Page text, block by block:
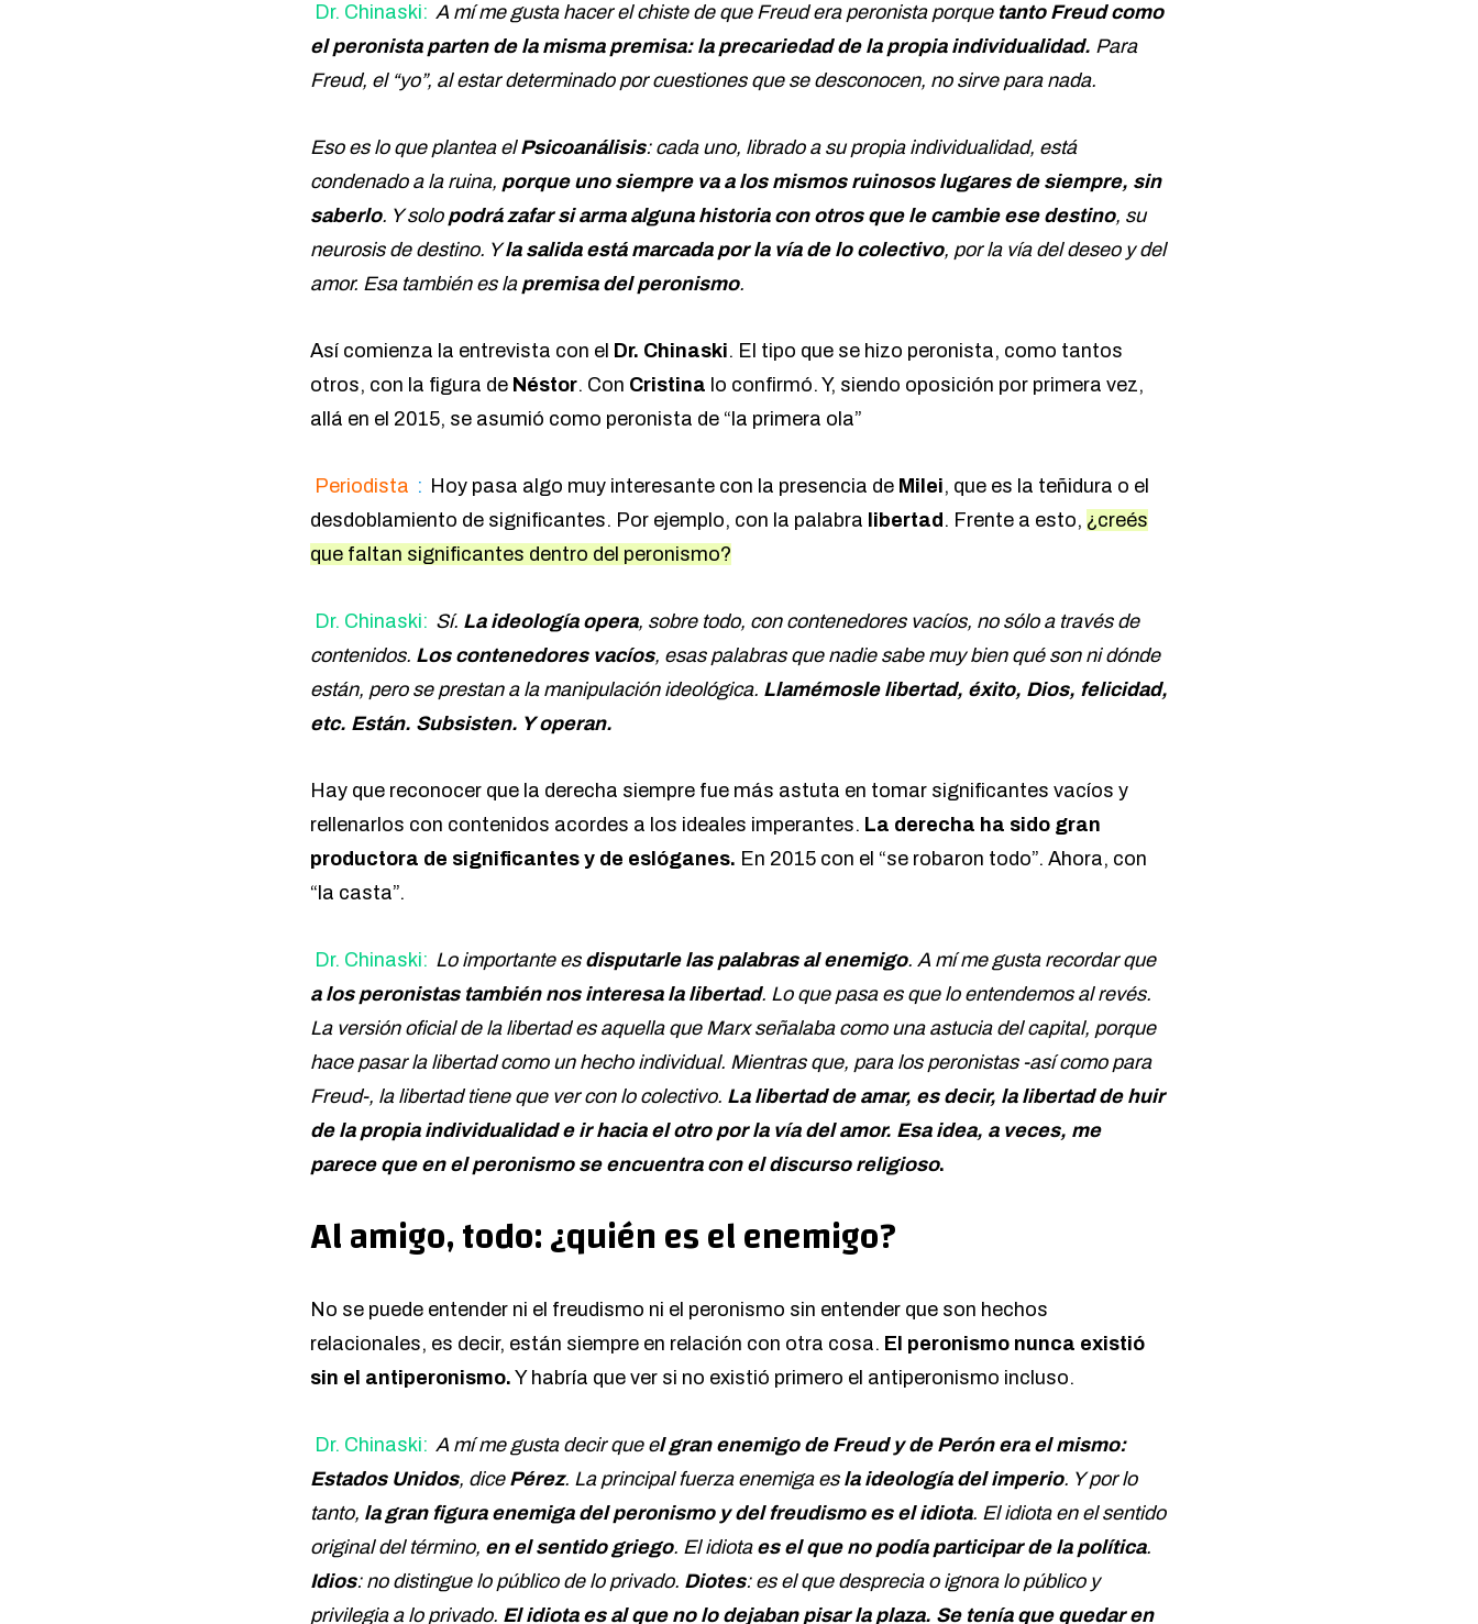
Dr. Chinaski: A mí me gusta hacer el chiste de que Freud era peronista porque tanto Freud como
el peronista parten de la misma premisa: la precariedad de la propia individualidad. Para
Freud, el “yo”, al estar determinado por cuestiones que se desconocen, no sirve para nada.
Eso es lo que plantea elPsicoanálisis: cada uno, librado a su propia individualidad, está
condenado a la ruina, porque uno siempre va a los mismos ruinosos lugares de siempre, sin
saberlo. Y solo podrá zafar si arma alguna historia con otros que le cambie ese destino, su
neurosis de destino. Yla salida está marcada por la vía de lo colectivo, por la vía del deseo y del
amor. Esa también es la premisa del peronismo.
Así comienza la entrevista con el Dr. Chinaski. El tipo que se hizo peronista, como tantos
otros, con la figura de Néstor. Con Cristina lo confirmó. Y, siendo oposición por primera vez,
allá en el 2015, se asumió como peronista de “la primera ola”
Periodista : Hoy pasa algo muy interesante con la presencia de Milei, que es la teñidura o el
desdoblamiento de significantes. Por ejemplo, con la palabra libertad . Frente a esto, ¿creés
que faltan significantes dentro del peronismo?
Dr. Chinaski: Sí. La ideología opera, sobre todo, con contenedores vacíos, no sólo a través de
contenidos. Los contenedores vacíos, esas palabras que nadie sabe muy bien qué son ni dónde
están, pero se prestan a la manipulación ideológica. Llamémosle libertad, éxito, Dios, felicidad,
etc. Están. Subsisten. Y operan.
Hay que reconocer que la derecha siempre fue más astuta en tomar significantes vacíos y
rellenarlos con contenidos acordes a los ideales imperantes. La derecha ha sido gran
productora de significantes y de eslóganes. En 2015 con el “se robaron todo”. Ahora, con
“la casta”.
Dr. Chinaski: Lo importante es disputarle las palabras al enemigo. A mí me gusta recordar que
a los peronistas también nos interesa la libertad. Lo que pasa es que lo entendemos al revés.
La versión oficial de la libertad es aquella que Marx señalaba como una astucia del capital, porque
hace pasar la libertad como un hecho individual. Mientras que, para los peronistas -así como para
Freud-, la libertad tiene que ver con lo colectivo. La libertad de amar, es decir, la libertad de huir
de la propia individualidad e ir hacia el otro por la vía del amor. Esa idea, a veces, me
parece que en el peronismo se encuentra con el discurso religioso.
Al amigo, todo: ¿quién es el enemigo?
No se puede entender ni el freudismo ni el peronismo sin entender que son hechos
relacionales, es decir, están siempre en relación con otra cosa. El peronismo nunca existió
sin el antiperonismo. Y habría que ver si no existió primero el antiperonismo incluso.
Dr. Chinaski: A mí me gusta decir que el gran enemigo de Freud y de Perón era el mismo:
Estados Unidos, dice Pérez. La principal fuerza enemiga es la ideología del imperio. Y por lo
tanto, la gran figura enemiga del peronismo y del freudismo es el idiota. El idiota en el sentido
original del término, en el sentido griego. El idiota es el que no podía participar de la política.
Idios: no distingue lo público de lo privado. Diotes: es el que desprecia o ignora lo público y
privilegia a lo privado. El idiota es al que no lo dejaban pisar la plaza. Se tenía que quedar en